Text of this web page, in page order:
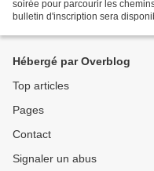
soirée pour parcourir les
bulletin d'inscription sera
Hébergé par Overblog
Top articles
Pages
Contact
Signaler un abus